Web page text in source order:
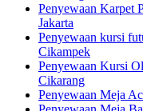
Penyewaan Karpet
Jakarta
Penyewaan kursi
Cikampek
Penyewaan Kursi
Cikarang
Penyewaan Meja